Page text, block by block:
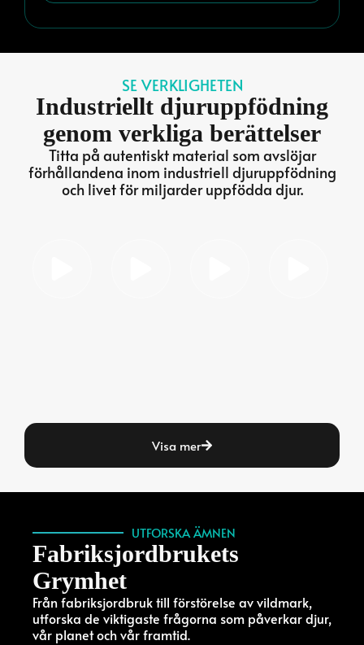
SE VERKLIGHETEN
Industriellt djuruppfödning
genom verkliga berättelser
Titta på autentiskt material som avslöjar
förhållandena inom industriell djuruppfödning
och livet för miljarder uppfödda djur.
Visa mer
UTFORSKA ÄMNEN
Fabriksjordbrukets
Grymhet
Från fabriksjordbruk till förstörelse av vildmark,
utforska de viktigaste frågorna som påverkar djur,
vår planet och vår framtid.